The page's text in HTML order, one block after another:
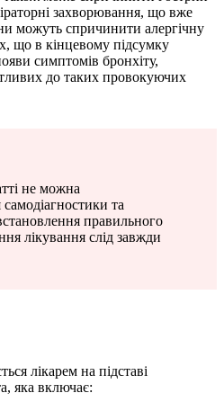
захворювання, що вже
можуть спричинити алергічну
що в кінцевому підсумку
симптомів бронхіту,
до таких провокуючих
не можна
та
правильного
лікування слід завжди
лікарем на підставі
яка включає: